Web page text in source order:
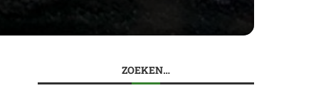
ZOEKEN…